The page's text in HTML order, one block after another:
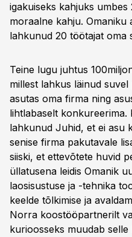
igakuiseks kahjuks
moraalne kahju. Omaniku
lahkunud 20 töötajat oma
Teine lugu juhtus
millest lahkus läinud
asutas oma firma ning
lihtlabaselt konkureerima.
lahkunud Juhid, et ei asu
senise firma pakutavale
siiski, et ettevõtete huvid
üllatusena leidis Omanik
laosisustuse ja -tehnika
keelde tõlkimise ja
Norra koostööpartnerilt
kurioosseks muudab